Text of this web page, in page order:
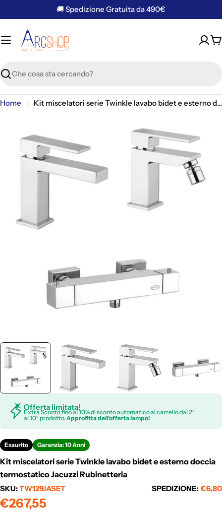
al
contenuto
🚚 Spedizione Gratuita da 490€
Ricerca
Home Kit miscelatori serie Twinkle lavabo bidet e esterno doccia termostatico Jacuzzi Rubinetteria
supporto 0 in modalità modale
Offerta limitata!
Extra Sconto fino al 10% di sconto automatico al carrello dal 2°
al 10° prodotto.Approfitta dell'offerta lampo!
Esaurito Garanzia: 10 Anni
Kit miscelatori serie Twinkle lavabo bidet e esterno doccia
termostatico Jacuzzi Rubinetteria
SKU:TW129JASET SPEDIZIONE: €6,80
Prezzo
€267,55